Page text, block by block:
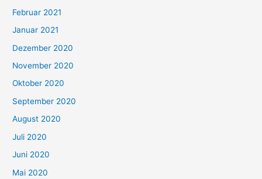
Februar 2021
Januar 2021
Dezember 2020
November 2020
Oktober 2020
September 2020
August 2020
Juli 2020
Juni 2020
Mai 2020